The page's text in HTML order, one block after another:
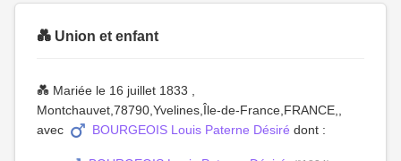
💑 Union et enfant
💑 Mariée le 16 juillet 1833 ,
Montchauvet,78790,Yvelines,Île-de-France,FRANCE,,
avec
BOURGEOIS Louis Paterne Désiré dont :